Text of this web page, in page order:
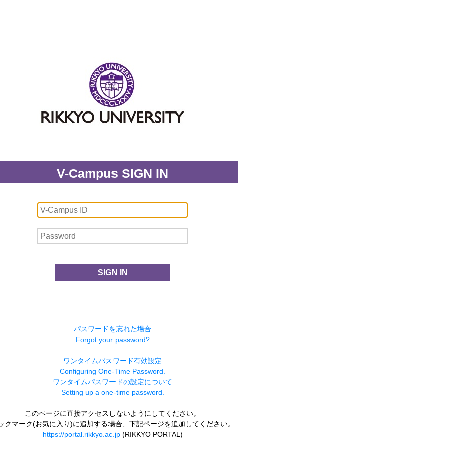
V-Campus SIGN IN
SIGN IN
パスワードを忘れた場合
Forgot your password?
ワンタイムパスワード有効設定
Configuring One-Time Password.
ワンタイムパスワードの設定について
Setting up a one-time password.
このページに直接アクセスしないようにしてください。
クマーク(お気に入り)に追加する場合、下記ページを追加してください。
https://portal.rikkyo.ac.jp(RIKKYO PORTAL)